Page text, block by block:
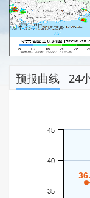
预报曲线 24
35
40
45